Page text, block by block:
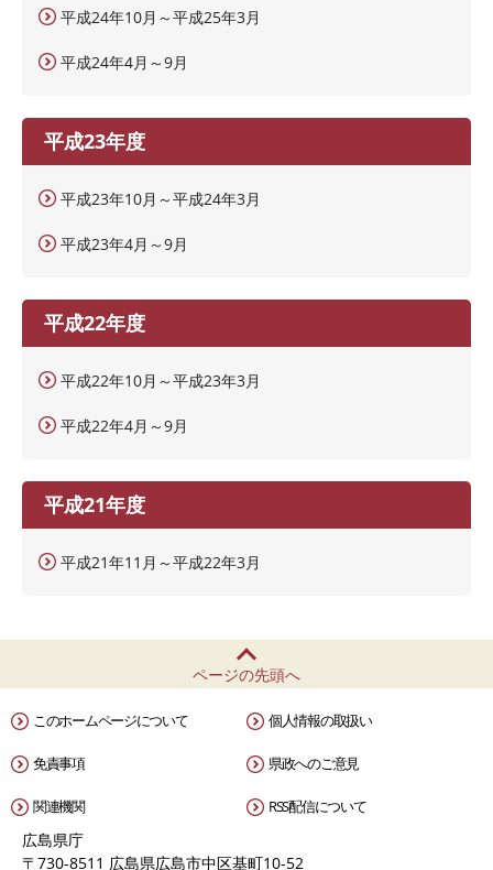
平成24年10月～平成25年3月
平成24年4月～9月
平成23年度
平成23年10月～平成24年3月
平成23年4月～9月
平成22年度
平成22年10月～平成23年3月
平成22年4月～9月
平成21年度
平成21年11月～平成22年3月
ページの先頭へ
このホームページについて 個人情報の取扱い
免責事項 県政へのご意見
関連機関 RSS配信について
広島県庁
〒730-8511 広島県広島市中区基町10-52